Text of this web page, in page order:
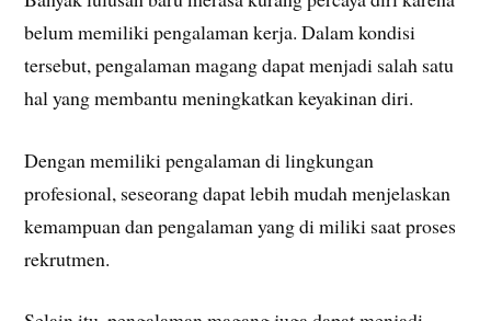
belum memiliki pengalaman kerja. Dalam kondisi
tersebut, pengalaman magang dapat menjadi salah satu
hal yang membantu meningkatkan keyakinan diri.
Dengan memiliki pengalaman di lingkungan
profesional, seseorang dapat lebih mudah menjelaskan
kemampuan dan pengalaman yang di miliki saat proses
rekrutmen.